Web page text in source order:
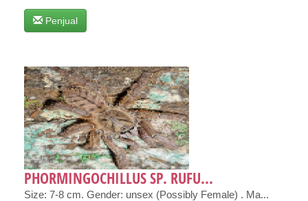
Penjual
PHORMINGOCHILLUS SP. RUFU...
Size: 7-8 cm. Gender: unsex (Possibly Female) . Ma...